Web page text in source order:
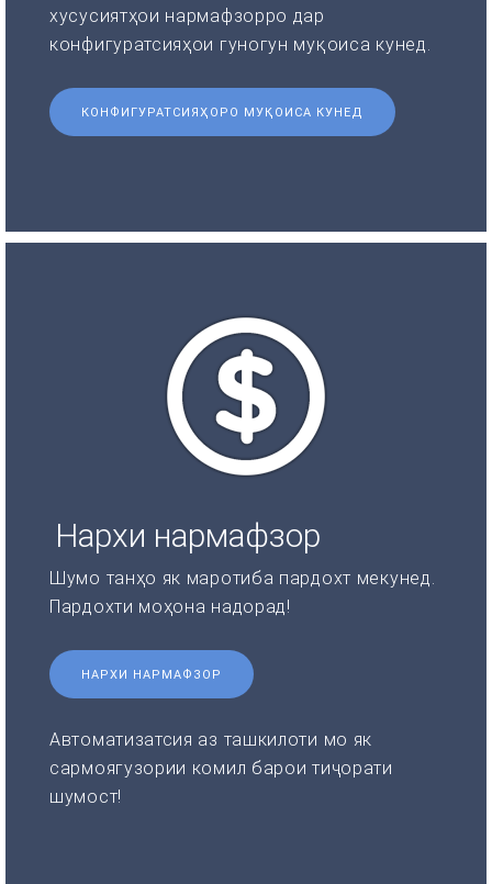
хусусиятҳои нармафзорро дар
конфигуратсияҳои гуногун муқоиса кунед.
КОНФИГУРАТСИЯҲОРО МУҚОИСА КУНЕД
Нархи нармафзор
Шумо танҳо як маротиба пардохт мекунед.
Пардохти моҳона надорад!
НАРХИ НАРМАФЗОР
Автоматизатсия аз ташкилоти мо як
сармоягузории комил барои тиҷорати
шумост!